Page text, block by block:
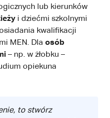
lub kierunków
i dziećmi szkolnymi
kwalifikacji
MEN. Dla osób
– np. w żłobku –
opiekuna
to stwórz